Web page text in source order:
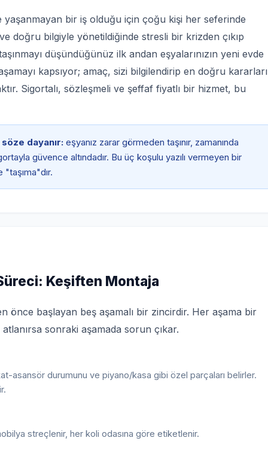
yaşanmayan bir iş olduğu için çoğu kişi her seferinde
doğru bilgiyle yönetildiğinde stresli bir krizden çıkıp
düşündüğünüz ilk andan eşyalarınızın yeni evde
kapsıyor; amaç, sizi bilgilendirip en doğru kararları
Sigortalı, sözleşmeli ve şeffaf fiyatlı bir hizmet, bu
dayanır: eşyanız zarar görmeden taşınır, zamanında
güvence altındadır. Bu üç koşulu yazılı vermeyen bir
Keşiften Montaja
önce başlayan beş aşamalı bir zincirdir. Her aşama bir
sonraki aşamada sorun çıkar.
asansör durumunu ve piyano/kasa gibi özel parçaları belirler.
streçlenir, her koli odasına göre etiketlenir.